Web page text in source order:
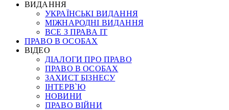
ВИДАННЯ
УКРАЇНСЬКІ ВИДАННЯ
МІЖНАРОДНІ ВИДАННЯ
ВСЕ З ПРАВА ІТ
ПРАВО В ОСОБАХ
ВІДЕО
ДІАЛОГИ ПРО ПРАВО
ПРАВО В ОСОБАХ
ЗАХИСТ БІЗНЕСУ
ІНТЕРВ`Ю
НОВИНИ
ПРАВО ВІЙНИ